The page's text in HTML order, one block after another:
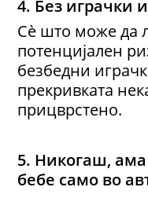
4. Без играчки
Сè што може да
потенцијален
безбедни
прекривката
прицврстено.
5. Никогаш,
бебе само во